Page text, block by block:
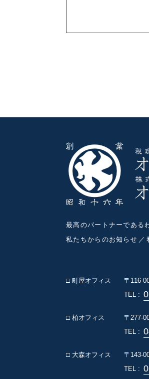
最高のパートナーである
私たちからのお知らせ
□ 町屋オフィス 〒116-
TEL :
□ 柏オフィス 〒277-
TEL :
□ 大森オフィス 〒143-
TEL :